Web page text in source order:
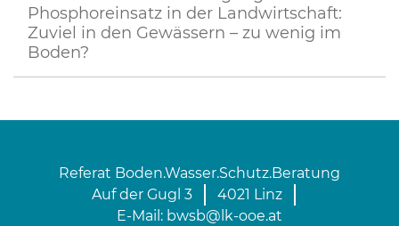
Phosphoreinsatz in der Landwirtschaft:
Zuviel in den Gewässern – zu wenig im
Boden?
Referat Boden.Wasser.Schutz.Beratung
Auf der Gugl 3
4021 Linz
E-Mail: bwsb@lk-ooe.at